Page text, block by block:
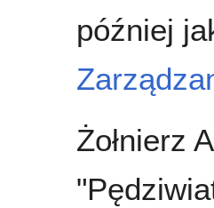
później
Żołnierz